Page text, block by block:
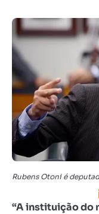
Rubens Otoni é
“A instituição do